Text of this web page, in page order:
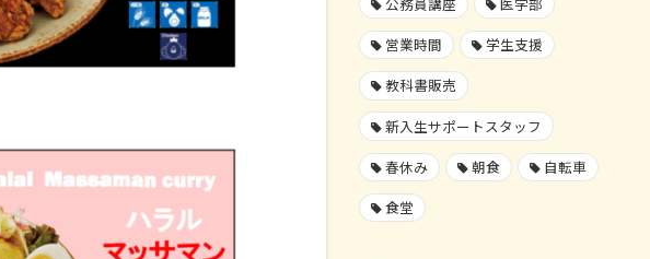
営業時間
学生支援
教科書販売
新入生サポートスタッフ
春休み
朝食
自転車
食堂